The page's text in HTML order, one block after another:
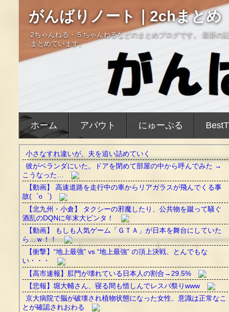
がんばりノート｜2chまとめ
2ちゃんねる・５ちゃんねるなどのまとめブログです。 最新の
まとめています。
ホーム アバウト にゅーぷる
小さなすれ違いが、夫を追い詰めていく
彼がベランダにいた。ドアを閉めて部屋の中から呼んでみた →
こうなった…
【動画】 高速道路を走行中の車からリアガラスが飛んでくる事
故(゜o゜)
【北九州・小倉】 タクシーの邪魔したり、公共物を蹴って騒ぐ
酒乱のDQNに年末大ビンタ！
【動画】 もしも人気ゲーム「ＧＴＡ」が日本を舞台にしていた
ら…ｗ！！
【衝撃】“地上最強” vs “地上最強” の頂上決戦、とんでもな
い・・・
【高市速報】肛門が壊れている日本人の割合→29.5%
【悲報】堀大輔さん、寝る間も惜しんでレスバ祭りwww
京大病院で脳が破壊され植物状態になった女性、意識は正常なこ
とが確認されおわる